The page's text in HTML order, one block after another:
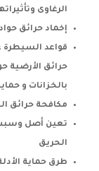
الرغاوى
إخماد حرائق
قواعد السيطرة
حرائق الأرضية
بالخزانات و
مكافحة حرائق
تعين أصل وسبب
الحريق
طرق حماية